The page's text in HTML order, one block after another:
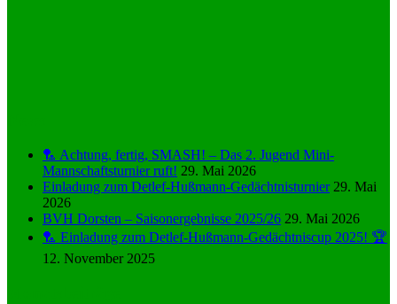
🏸 Achtung, fertig, SMASH! – Das 2. Jugend Mini-
Mannschaftsturnier ruft! 29. Mai 2026
Einladung zum Detlef-Hußmann-Gedächtnisturnier 29. Mai
2026
BVH Dorsten – Saisonergebnisse 2025/26 29. Mai 2026
🏸 Einladung zum Detlef-Hußmann-Gedächtniscup 2025! 🏆
12. November 2025